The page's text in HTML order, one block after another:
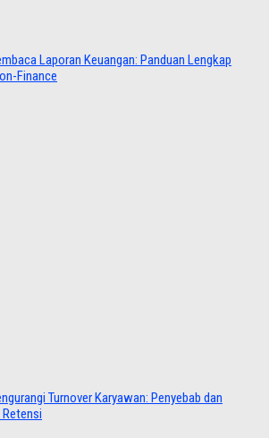
Laporan Keuangan: Panduan Lengkap
Finance
Turnover Karyawan: Penyebab dan